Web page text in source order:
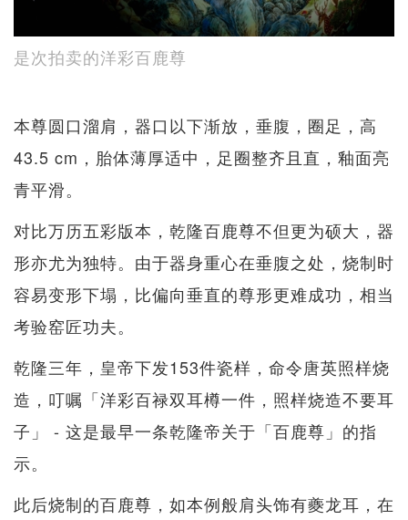
是次拍卖的洋彩百鹿尊
本尊圆口溜肩，器口以下渐放，垂腹，圈足，高
43.5 cm，胎体薄厚适中，足圈整齐且直，釉面亮
青平滑。
对比万历五彩版本，乾隆百鹿尊不但更为硕大，器
形亦尤为独特。由于器身重心在垂腹之处，烧制时
容易变形下塌，比偏向垂直的尊形更难成功，相当
考验窑匠功夫。
乾隆三年，皇帝下发153件瓷样，命令唐英照样烧
造，叮嘱「洋彩百禄双耳樽一件，照样烧造不要耳
子」 - 这是最早一条乾隆帝关于「百鹿尊」的指
示。
此后烧制的百鹿尊，如本例般肩头饰有夔龙耳，在